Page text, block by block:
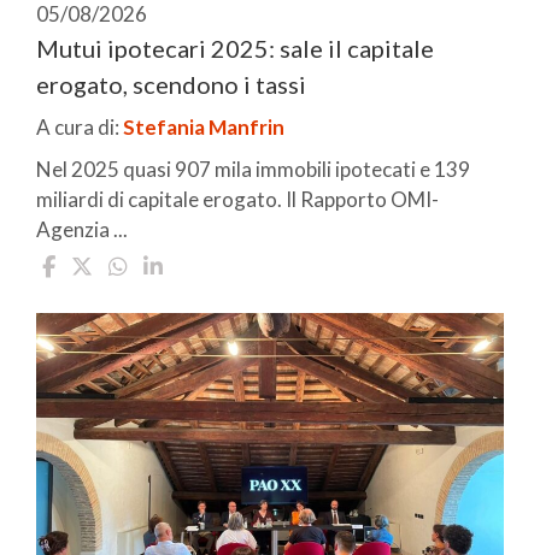
05/08/2026
Mutui ipotecari 2025: sale il capitale
erogato, scendono i tassi
A cura di:Stefania Manfrin
Nel 2025 quasi 907 mila immobili ipotecati e 139
miliardi di capitale erogato. Il Rapporto OMI-
Agenzia ...